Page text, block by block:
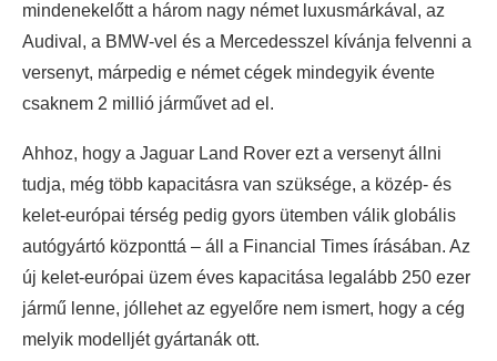
mindenekelőtt a három nagy német luxusmárkával, az
Audival, a BMW-vel és a Mercedesszel kívánja felvenni a
versenyt, márpedig e német cégek mindegyik évente
csaknem 2 millió járművet ad el.
Ahhoz, hogy a Jaguar Land Rover ezt a versenyt állni
tudja, még több kapacitásra van szüksége, a közép- és
kelet-európai térség pedig gyors ütemben válik globális
autógyártó központtá – áll a Financial Times írásában. Az
új kelet-európai üzem éves kapacitása legalább 250 ezer
jármű lenne, jóllehet az egyelőre nem ismert, hogy a cég
melyik modelljét gyártanák ott.